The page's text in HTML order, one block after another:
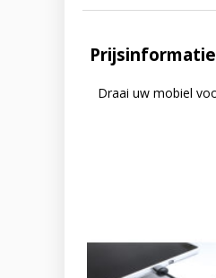
Prijsinformatie
Draai uw mobiel